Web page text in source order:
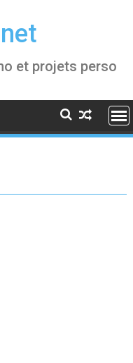
et projets perso